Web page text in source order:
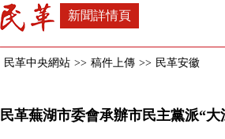
新聞詳情頁
民革中央網站 >> 稿件上傳 >> 民革安徽
民革蕪湖市委會承辦市民主黨派“